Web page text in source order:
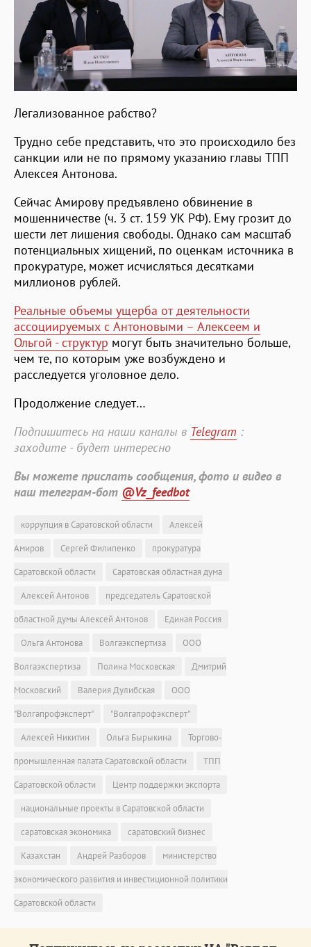
Легализованное рабство?
Трудно себе представить, что это происходило без
санкции или не по прямому указанию главы ТПП
Алексея Антонова.
Сейчас Амирову предъявлено обвинение в
мошенничестве (ч. 3 ст. 159 УК РФ). Ему грозит до
шести лет лишения свободы. Однако сам масштаб
потенциальных хищений, по оценкам источника в
прокуратуре, может исчисляться десятками
миллионов рублей.
Реальные объемы ущерба от деятельности
ассоциируемых с Антоновыми – Алексеем и
Ольгой - структур могут быть значительно больше,
чем те, по которым уже возбуждено и
расследуется уголовное дело.
Продолжение следует…
Подпишитесь на наши каналы в Telegram :
заходите - будет интересно
Вы можете прислать сообщения, фото и видео в
наш телеграм-бот @Vz_feedbot
коррупция в Саратовской области
Алексей
Амиров
Сергей Филипенко
прокуратура
Саратовской области
Саратовская областная дума
Алексей Антонов
председатель Саратовской
областной думы Алексей Антонов
Единая Россия
Ольга Антонова
Волгаэкспертиза
ООО
Волгаэкспертиза
Полина Московская
Дмитрий
Московский
Валерия Дулибская
ООО
"Волгапрофэксперт"
"Волгапрофэксперт"
Алексей Никитин
Ольга Бырыкина
Торгово-
промышленная палата Саратовской области
ТПП
Саратовской области
Центр поддержки экспорта
национальные проекты в Саратовской области
саратовская экономика
саратовский бизнес
Казахстан
Андрей Разборов
министерство
экономического развития и инвестиционной политики
Саратовской области